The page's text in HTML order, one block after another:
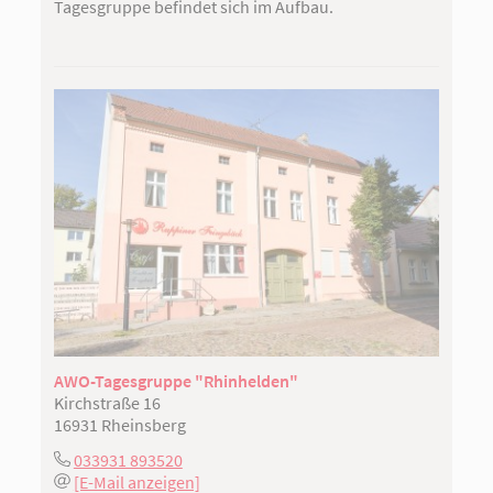
Tagesgruppe befindet sich im Aufbau.
AWO-Tagesgruppe "Rhinhelden"
Kirchstraße 16
16931 Rheinsberg
033931 893520
[E-Mail anzeigen]